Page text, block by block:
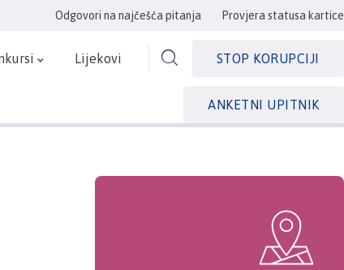
Odgovori na najčešća pitanja Provjera statusa kartice
Lijekovi STOP KORUPCIJI
ANKETNI UPITNIK